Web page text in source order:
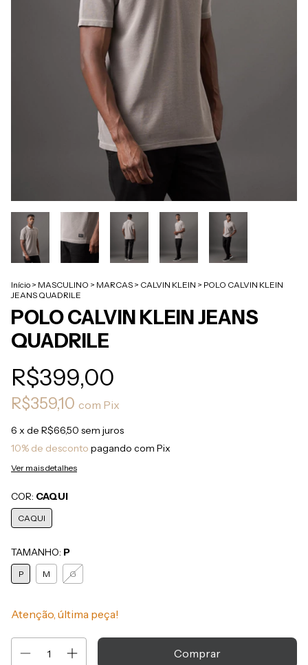
Início > MASCULINO > MARCAS > CALVIN KLEIN > POLO CALVIN KLEIN
JEANS QUADRILE
POLO CALVIN KLEIN JEANS
QUADRILE
R$399,00
R$359,10 com Pix
6 x de R$66,50 sem juros
10% de desconto pagando com Pix
Ver mais detalhes
COR: CAQUI
CAQUI
TAMANHO: P
P M G
Atenção, última peça!